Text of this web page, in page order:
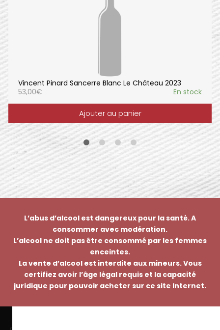
Vincent Pinard Sancerre Blanc Le Château 2023
53,00€ En stock
Ajouter au panier
L’abus d’alcool est dangereux pour la santé. A
consommer avec modération.
L’alcool ne doit pas être consommé par les femmes
enceintes.
La vente d’alcool est interdite aux mineurs. Vous
certifiez avoir l’âge légal requis et la capacité
juridique pour pouvoir acheter sur ce site Internet.